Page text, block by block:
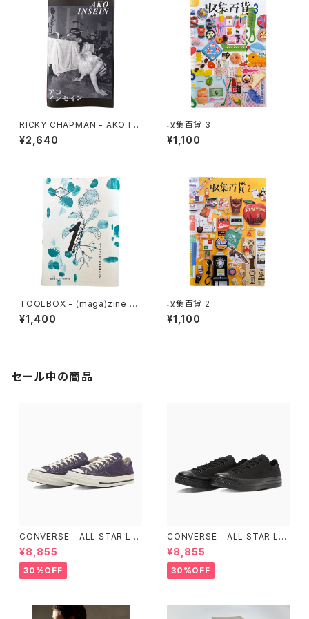
RICKY CHAPMAN - AKO IN
SEIN
¥2,640
収集百貨 3
¥1,100
TOOLBOX - (maga)zine 雑
想 DIY実践思想録 1
¥1,400
収集百貨 2
¥1,100
セール中の商品
CONVERSE - ALL STAR LG
CY OX （Purple）
¥8,855
30%OFF
CONVERSE - ALL STAR LG
CY OX （ALL BLACK)
¥8,855
30%OFF